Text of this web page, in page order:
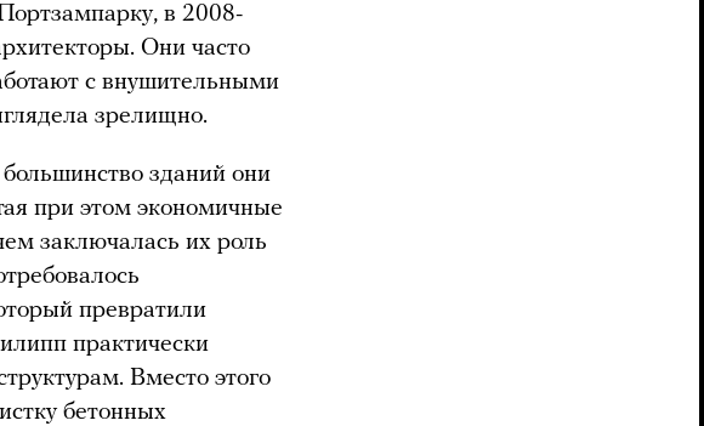
в 2008-
Они часто
с внушительными
зрелищно.
зданий они
при этом экономичные
заключалась их роль
превратили
практически
Вместо этого
бетонных